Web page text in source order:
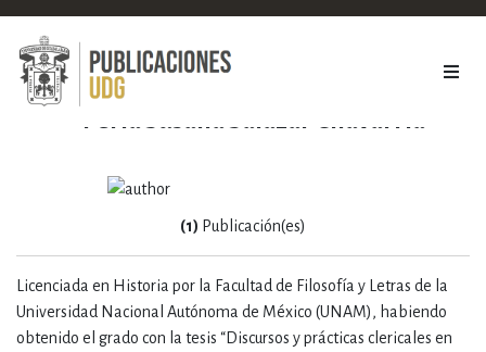
Perla Susana Salazar Chavarría
Licenciada en Historia por la Facultad de Filosofía y Letras de la
Universidad Nacional Autónoma de México (UNAM), habiendo
obtenido el grado con la tesis “Discursos y prácticas clericales en
(1) Publicación(es)